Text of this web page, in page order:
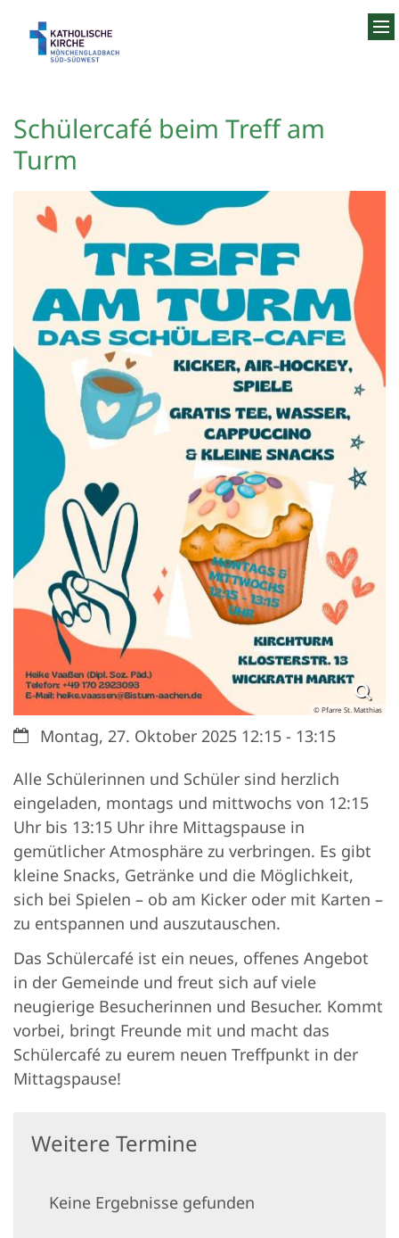
Schülercafé beim Treff am
Turm
© Pfarre St. Matthias
Datum:Montag, 27. Oktober 2025 12:15 - 13:15
Alle Schülerinnen und Schüler sind herzlich
eingeladen, montags und mittwochs von 12:15
Uhr bis 13:15 Uhr ihre Mittagspause in
gemütlicher Atmosphäre zu verbringen. Es gibt
kleine Snacks, Getränke und die Möglichkeit,
sich bei Spielen – ob am Kicker oder mit Karten –
zu entspannen und auszutauschen.
Das Schülercafé ist ein neues, offenes Angebot
in der Gemeinde und freut sich auf viele
neugierige Besucherinnen und Besucher. Kommt
vorbei, bringt Freunde mit und macht das
Schülercafé zu eurem neuen Treffpunkt in der
Mittagspause!
Weitere Termine
Keine Ergebnisse gefunden